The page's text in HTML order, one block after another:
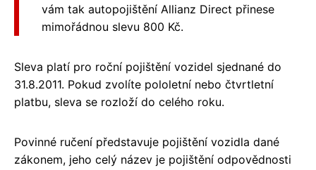
vám tak autopojištění Allianz Direct přinese
mimořádnou slevu 800 Kč.
Sleva platí pro roční pojištění vozidel sjednané do
31.8.2011. Pokud zvolíte pololetní nebo čtvrtletní
platbu, sleva se rozloží do celého roku.
Povinné ručení představuje pojištění vozidla dané
zákonem, jeho celý název je pojištění odpovědnosti